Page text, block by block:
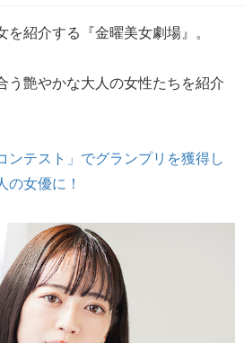
紹介する『金曜美女劇場』。
う艶やかな大人の女性たちを紹介
ンテスト」でグランプリを獲得し
女優に！